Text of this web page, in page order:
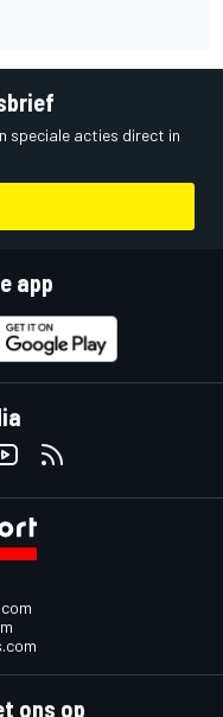
speciale acties direct in
app
ons op